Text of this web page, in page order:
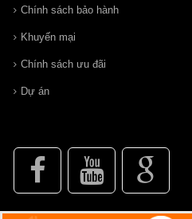
Chính sách bảo hành
Khuyến mại
Chính sách ưu đãi
Dự án